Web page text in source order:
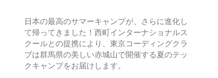
日本の最高のサマーキャンプが、さらに進化し
て帰ってきました！西町インターナショナルス
クールとの提携により、東京コーディングクラ
ブは群馬県の美しい赤城山で開催する夏のテッ
クキャンプをお届けします。